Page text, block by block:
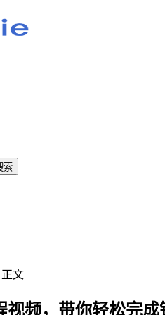
索
正文
视频，带你轻松完成